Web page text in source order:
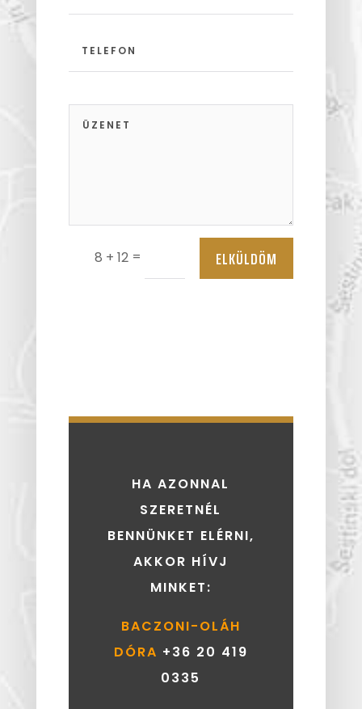
8 + 12 = ELKÜLDÖM
HA AZONNAL
SZERETNÉL
BENNÜNKET ELÉRNI,
AKKOR HÍVJ
MINKET:
BACZONI-OLÁH
DÓRA +36 20 419
0335